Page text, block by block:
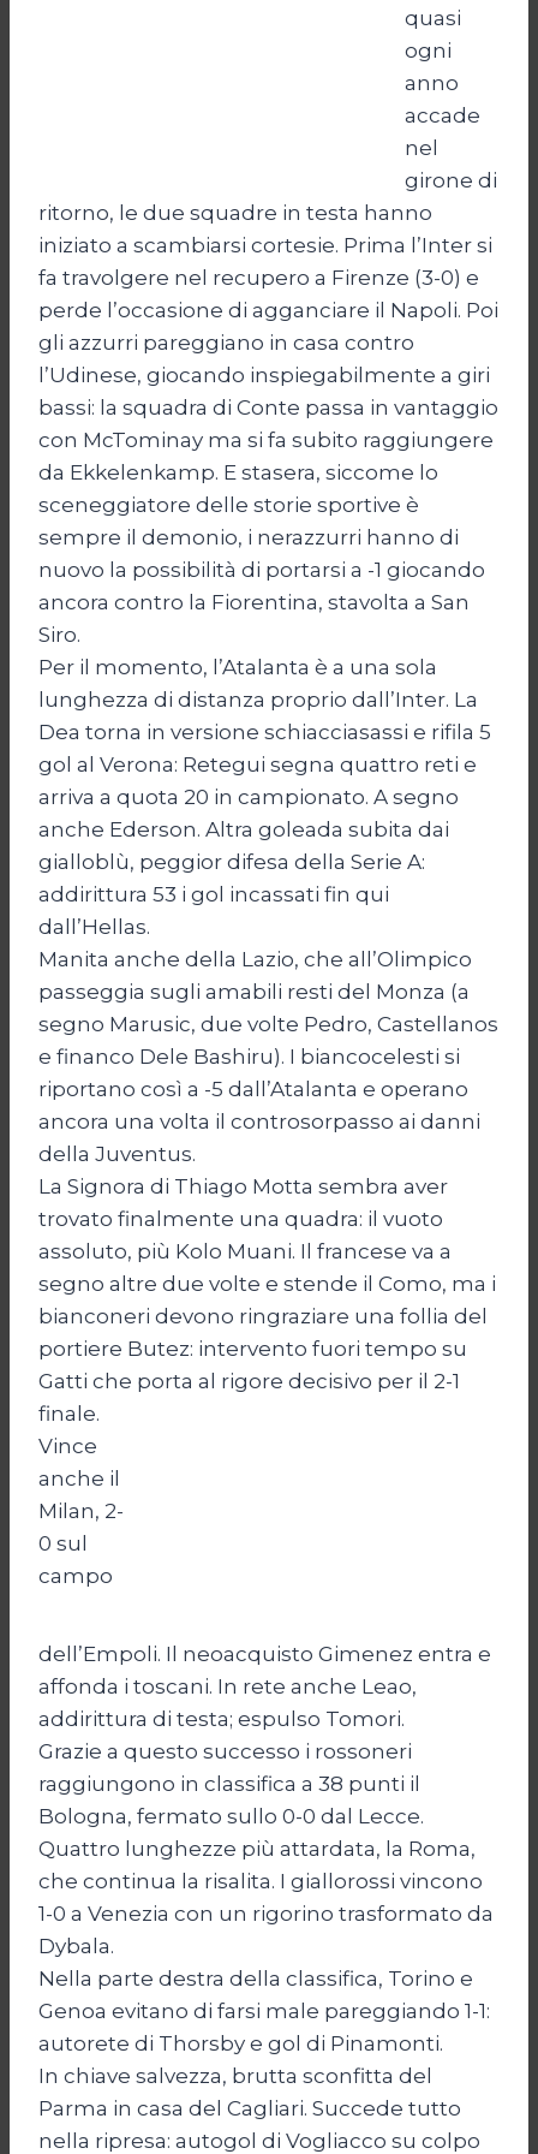
quasi
ogni
anno
accade
nel
girone di
ritorno, le due squadre in testa hanno
iniziato a scambiarsi cortesie. Prima l’Inter si
fa travolgere nel recupero a Firenze (3-0) e
perde l’occasione di agganciare il Napoli. Poi
gli azzurri pareggiano in casa contro
l’Udinese, giocando inspiegabilmente a giri
bassi: la squadra di Conte passa in vantaggio
con McTominay ma si fa subito raggiungere
da Ekkelenkamp. E stasera, siccome lo
sceneggiatore delle storie sportive è
sempre il demonio, i nerazzurri hanno di
nuovo la possibilità di portarsi a -1 giocando
ancora contro la Fiorentina, stavolta a San
Siro.
Per il momento, l’Atalanta è a una sola
lunghezza di distanza proprio dall’Inter. La
Dea torna in versione schiacciasassi e rifila 5
gol al Verona: Retegui segna quattro reti e
arriva a quota 20 in campionato. A segno
anche Ederson. Altra goleada subita dai
gialloblù, peggior difesa della Serie A:
addirittura 53 i gol incassati fin qui
dall’Hellas.
Manita anche della Lazio, che all’Olimpico
passeggia sugli amabili resti del Monza (a
segno Marusic, due volte Pedro, Castellanos
e financo Dele Bashiru). I biancocelesti si
riportano così a -5 dall’Atalanta e operano
ancora una volta il controsorpasso ai danni
della Juventus.
La Signora di Thiago Motta sembra aver
trovato finalmente una quadra: il vuoto
assoluto, più Kolo Muani. Il francese va a
segno altre due volte e stende il Como, ma i
bianconeri devono ringraziare una follia del
portiere Butez: intervento fuori tempo su
Gatti che porta al rigore decisivo per il 2-1
finale.
Vince
anche il
Milan, 2-
0 sul
campo
dell’Empoli. Il neoacquisto Gimenez entra e
affonda i toscani. In rete anche Leao,
addirittura di testa; espulso Tomori.
Grazie a questo successo i rossoneri
raggiungono in classifica a 38 punti il
Bologna, fermato sullo 0-0 dal Lecce.
Quattro lunghezze più attardata, la Roma,
che continua la risalita. I giallorossi vincono
1-0 a Venezia con un rigorino trasformato da
Dybala.
Nella parte destra della classifica, Torino e
Genoa evitano di farsi male pareggiando 1-1:
autorete di Thorsby e gol di Pinamonti.
In chiave salvezza, brutta sconfitta del
Parma in casa del Cagliari. Succede tutto
nella ripresa: autogol di Vogliacco su colpo